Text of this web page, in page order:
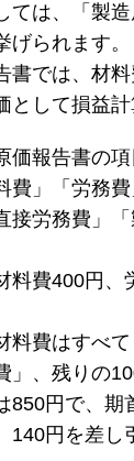
ては、「製
げられます。
書では、材
として損益計
価報告書の
費」「労務
接労務費」
料費400円、
料費はすべ
」、残りの
850円で、期
140円を差し